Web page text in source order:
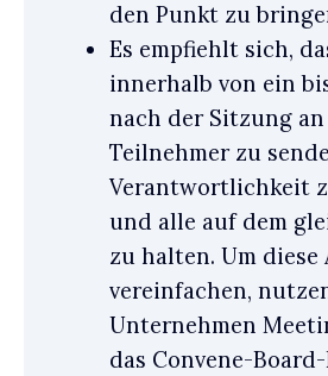
den Punkt zu
Es empfiehlt sich,
innerhalb von ein
nach der Sitzung
Teilnehmer zu
Verantwortlichkeit
und alle auf dem
zu halten. Um diese
vereinfachen,
Unternehmen
das Convene-